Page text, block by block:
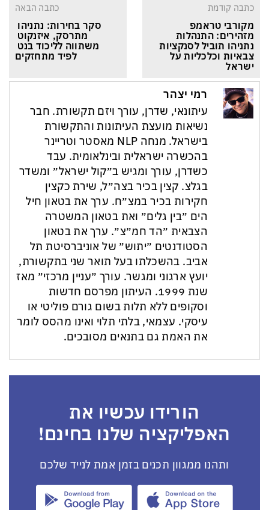
כתבה קודמת
מקורבי טראמפ
מזהירים: התנהלות
נתניהו תוביל לסנקציות
צבאיות וכלכליות על
ישראל
כתבה הבאה
סקר בחירות: נתניהו
מתרסק, איזנקוט
משתווה לליכוד בנט
לפיד מתחזקים
רמי יצהר
עיתונאי, שדרן, עורך ויזם תקשורת. חבר
נשיאות מועצת העיתונות והתקשורת
בישראל. מנחה NLP מאסטר וטריינר
בהכשרה ישראלית ובינלאומית. עבד
כשדרן, עורך ומגיש ב״קול ישראל״ ומשדר
בגלצ. קצין בכיר בצה״ל, שירת כקצין
חקירות בכיר במצ״ח. ערך את בטאון חיל
הים ״בין גלים״ ואת בטאון המשטרה
הצבאית ״הד חמ״צ״. ערך את בטאון
הסטודנטים ״יתוש״ של אוניברסיטת תל
אביב. בהשכלתו בעל תואר שני בתקשורת,
יועץ ארגוני ומגשר. עורך ״עניין מרכזי״ מאז
שנת 1999. העיתון מפרסם חדשות
וסקופים ללא תלות בשום גורם פוליטי או
עיסקי. עצמאי, בלתי תלוי ואינו מהסס לומר
את האמת גם בתנאים מסובכים.
הורידו עכשיו את
האפליקציה שלנו בחינם!
ותהנו ממגוון תכנים בזמן אמת לנייד שלכם